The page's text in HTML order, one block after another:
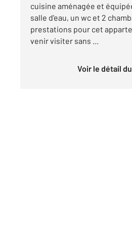
cuisine aménagée et
salle d'eau, un wc et 2
prestations pour cet
venir visiter sans ...
Voir le détail